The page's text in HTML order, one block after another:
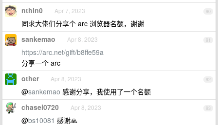
90
nthin0 Apr 7, 2023
同求大佬们分享个 arc 浏览器名额，谢谢
91
sankemao Apr 8, 2023
https://arc.net/gift/b8ffe59a
分享一个 arc
92
other Apr 8, 2023
@sankemao 感谢分享，我使用了一个名额
93
chasel0720 Apr 8, 2023
@bs10081 感谢🙏